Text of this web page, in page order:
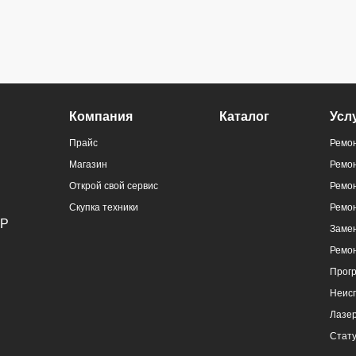
Компания
Прайс
Магазин
Открой свой сервис
Скупка техники
Каталог